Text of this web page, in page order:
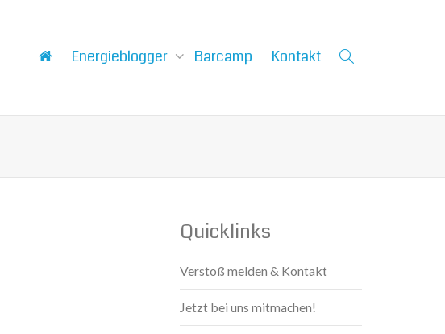
Energieblogger Barcamp Kontakt
Quicklinks
Verstoß melden & Kontakt
Jetzt bei uns mitmachen!